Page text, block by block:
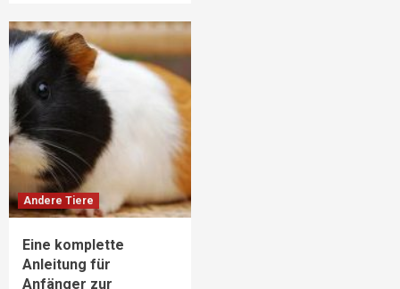
Andere Tiere
Eine komplette
Anleitung für
Anfänger zur